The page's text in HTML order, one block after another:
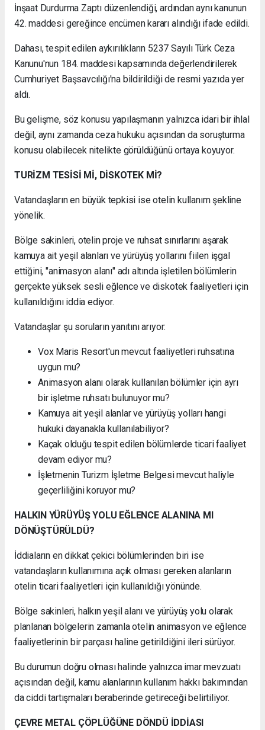
İnşaat Durdurma Zaptı düzenlendiği, ardından aynı kanunun
42. maddesi gereğince encümen kararı alındığı ifade edildi.
Dahası, tespit edilen aykırılıkların 5237 Sayılı Türk Ceza
Kanunu'nun 184. maddesi kapsamında değerlendirilerek
Cumhuriyet Başsavcılığı'na bildirildiği de resmi yazıda yer
aldı.
Bu gelişme, söz konusu yapılaşmanın yalnızca idari bir ihlal
değil, aynı zamanda ceza hukuku açısından da soruşturma
konusu olabilecek nitelikte görüldüğünü ortaya koyuyor.
TURİZM TESİSİ Mİ, DİSKOTEK Mİ?
Vatandaşların en büyük tepkisi ise otelin kullanım şekline
yönelik.
Bölge sakinleri, otelin proje ve ruhsat sınırlarını aşarak
kamuya ait yeşil alanları ve yürüyüş yollarını fiilen işgal
ettiğini, "animasyon alanı" adı altında işletilen bölümlerin
gerçekte yüksek sesli eğlence ve diskotek faaliyetleri için
kullanıldığını iddia ediyor.
Vatandaşlar şu soruların yanıtını arıyor:
Vox Maris Resort'un mevcut faaliyetleri ruhsatına
uygun mu?
Animasyon alanı olarak kullanılan bölümler için ayrı
bir işletme ruhsatı bulunuyor mu?
Kamuya ait yeşil alanlar ve yürüyüş yolları hangi
hukuki dayanakla kullanılabiliyor?
Kaçak olduğu tespit edilen bölümlerde ticari faaliyet
devam ediyor mu?
İşletmenin Turizm İşletme Belgesi mevcut haliyle
geçerliliğini koruyor mu?
HALKIN YÜRÜYÜŞ YOLU EĞLENCE ALANINA MI
DÖNÜŞTÜRÜLDÜ?
İddiaların en dikkat çekici bölümlerinden biri ise
vatandaşların kullanımına açık olması gereken alanların
otelin ticari faaliyetleri için kullanıldığı yönünde.
Bölge sakinleri, halkın yeşil alanı ve yürüyüş yolu olarak
planlanan bölgelerin zamanla otelin animasyon ve eğlence
faaliyetlerinin bir parçası haline getirildiğini ileri sürüyor.
Bu durumun doğru olması halinde yalnızca imar mevzuatı
açısından değil, kamu alanlarının kullanım hakkı bakımından
da ciddi tartışmaları beraberinde getireceği belirtiliyor.
ÇEVRE METAL ÇÖPLÜĞÜNE DÖNDÜ İDDİASI